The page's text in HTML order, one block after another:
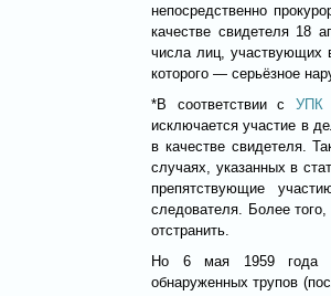
непосредственно
качестве свидетеля 18
числа лиц, участвующих
которого — серьёзное
*В соответствии с УПК
исключается участие в
в качестве свидетеля.
случаях, указанных в
препятствующие
следователя. Более
отстранить.
Но 6 мая 1959 года
обнаруженных трупов